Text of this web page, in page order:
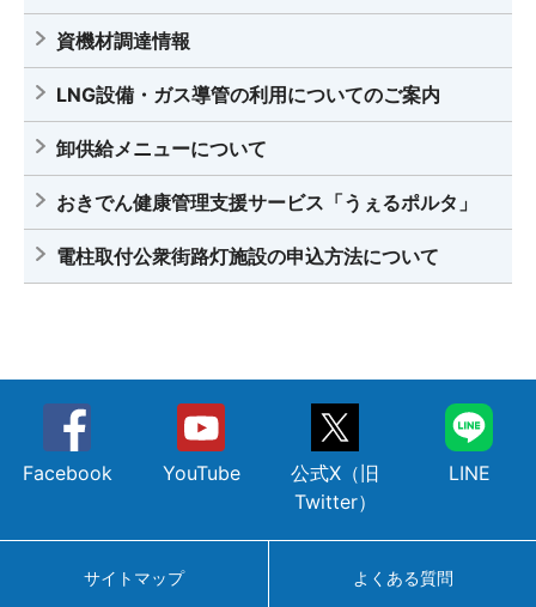
資機材調達情報
LNG設備・ガス導管の利用についてのご案内
卸供給メニューについて
おきでん健康管理支援サービス「うぇるポルタ」
電柱取付公衆街路灯施設の申込方法について
Facebook YouTube
公式X（旧
Twitter）
LINE
サイトマップ よくある質問